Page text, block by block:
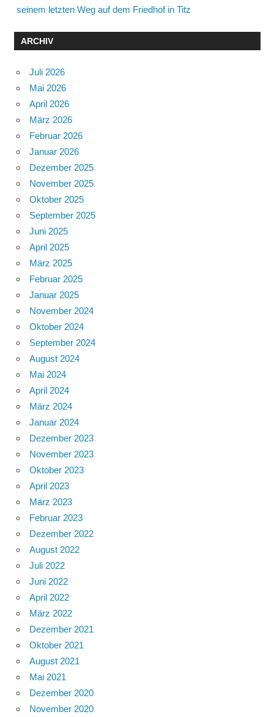
seinem letzten Weg auf dem Friedhof in Titz
ARCHIV
Juli 2026
Mai 2026
April 2026
März 2026
Februar 2026
Januar 2026
Dezember 2025
November 2025
Oktober 2025
September 2025
Juni 2025
April 2025
März 2025
Februar 2025
Januar 2025
November 2024
Oktober 2024
September 2024
August 2024
Mai 2024
April 2024
März 2024
Januar 2024
Dezember 2023
November 2023
Oktober 2023
April 2023
März 2023
Februar 2023
Dezember 2022
August 2022
Juli 2022
Juni 2022
April 2022
März 2022
Dezember 2021
Oktober 2021
August 2021
Mai 2021
Dezember 2020
November 2020